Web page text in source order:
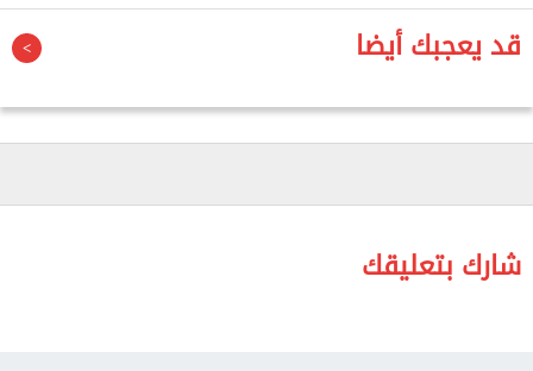
ومن بينهم الفنان حسين فهمي، رئيس مهرجان القاهرة
السينمائي الدولي، ومحمد طارق المدير الفني للمهرجان،
ومحمد سيد عبد الرحيم مدير أيام القاهرة لصناعة
السينما، ومحمد نبيل مدير «آفاق السينما العربية»، ومروة
مساعد المدير الفني، وعائشة عبد الوهاب مديرة
كما حضر من فريق مهرجان الجونة السينمائي المهندس
قد يعجبك أيضا
شارك بتعليقك